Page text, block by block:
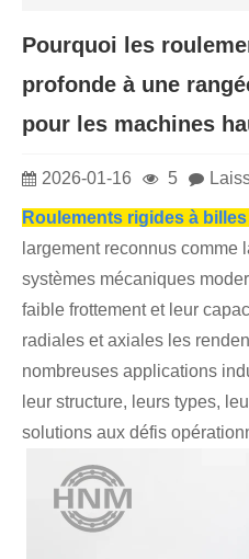
Pourquoi les
profonde à une
pour les machines
2026-01-16 5
Roulements rigides à
largement reconnus comme
systèmes mécaniques
faible frottement et leur
radiales et axiales les
nombreuses applications
leur structure, leurs types,
solutions aux défis